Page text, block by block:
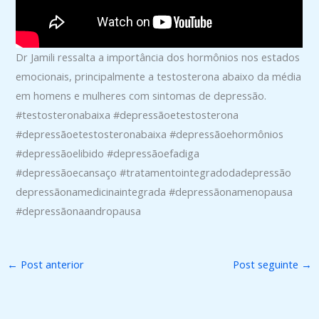
Dr Jamili ressalta a importância dos hormônios nos estados
emocionais, principalmente a testosterona abaixo da média
em homens e mulheres com sintomas de depressão.
#testosteronabaixa #depressãoetestosterona
#depressãoetestosteronabaixa #depressãoehormônios
#depressãoelibido #depressãoefadiga
#depressãoecansaço #tratamentointegradodadepressão
depressãonamedicinaintegrada #depressãonamenopausa
#depressãonaandropausa
← Post anterior Post seguinte →